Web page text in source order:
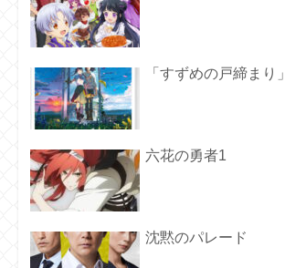
「すずめの戸締まり」
六花の勇者1
沈黙のパレード